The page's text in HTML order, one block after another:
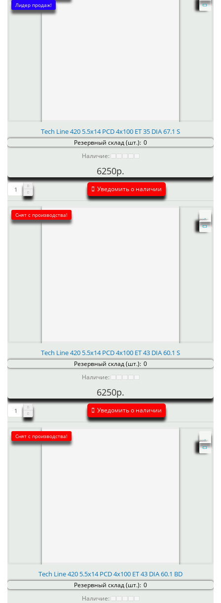
Лидер продаж!
Tech Line 420 5.5x14 PCD 4x100 ET 35 DIA 67.1 S
Резервный склад (шт.): 0
Наличие:
6250р.
Уведомить о наличии
Снят с производства!
Tech Line 420 5.5x14 PCD 4x100 ET 43 DIA 60.1 S
Резервный склад (шт.): 0
Наличие:
6250р.
Уведомить о наличии
Снят с производства!
Tech Line 420 5.5x14 PCD 4x100 ET 43 DIA 60.1 BD
Резервный склад (шт.): 0
Наличие: